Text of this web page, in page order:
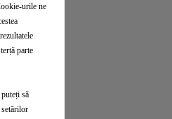
urile ne
parte
să